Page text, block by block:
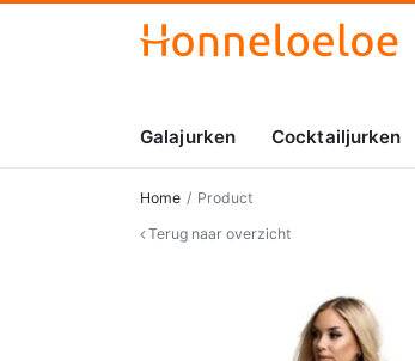
Galajurken Cocktailjurken
Home
Product
Terug naar overzicht